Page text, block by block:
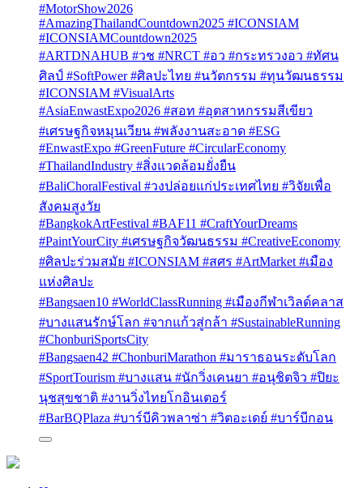
#MotorShow2026
#AmazingThailandCountdown2025 #ICONSIAM
#ICONSIAMCountdown2025
#ARTDNAHUB #วช #NRCT #อว #กระทรวงอว #ทัศน
ศิลป์ #SoftPower #ศิลปะไทย #นวัตกรรม #ทุนวัฒนธรรม
#ICONSIAM #VisualArts
#AsiaEnwastExpo2026 #สอท #อุตสาหกรรมสีเขียว
#เศรษฐกิจหมุนเวียน #พลังงานสะอาด #ESG
#EnwastExpo #GreenFuture #CircularEconomy
#ThailandIndustry #สิ่งแวดล้อมยั่งยืน
#BaliChoralFestival #วงปล่อยแก่ประเทศไทย #วิจัยเพื่อ
สังคมสูงวัย
#BangkokArtFestival #BAF11 #CraftYourDreams
#PaintYourCity #เศรษฐกิจวัฒนธรรม #CreativeEconomy
#ศิลปะร่วมสมัย #ICONSIAM #สศร #ArtMarket #เมือง
แห่งศิลปะ
#Bangsaen10 #WorldClassRunning #เมืองกีฬาเวิลด์คลาส
#บางแสนรักษ์โลก #จากแก้วสู่กล้า #SustainableRunning
#ChonburiSportsCity
#Bangsaen42 #ChonburiMarathon #มาราธอนระดับโลก
#SportTourism #บางแสน #นักวิ่งเคนยา #อนุชิตจิว #ปิยะ
นุชสุขชาติ #งานวิ่งไทยโกอินเตอร์
#BarBQPlaza #บาร์บีคิวพลาซ่า #วิตอะเดย์ #บาร์บีกอน